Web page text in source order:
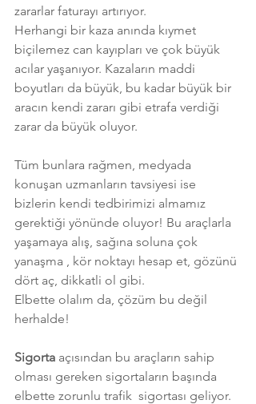
zararlar faturayı artırıyor.
Herhangi bir kaza anında kıymet
biçilemez can kayıpları ve çok büyük
acılar yaşanıyor. Kazaların maddi
boyutları da büyük, bu kadar büyük bir
aracın kendi zararı gibi etrafa verdiği
zarar da büyük oluyor.
Tüm bunlara rağmen, medyada
konuşan uzmanların tavsiyesi ise
bizlerin kendi tedbirimizi almamız
gerektiği yönünde oluyor! Bu araçlarla
yaşamaya alış, sağına soluna çok
yanaşma , kör noktayı hesap et, gözünü
dört aç, dikkatli ol gibi.
Elbette olalım da, çözüm bu değil
herhalde!
Sigorta açısından bu araçların sahip
olması gereken sigortaların başında
elbette zorunlu trafik  sigortası geliyor.